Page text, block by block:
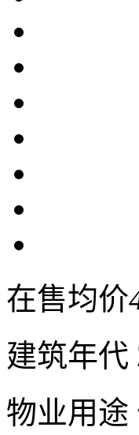
在售均价
建筑年代
物业用途